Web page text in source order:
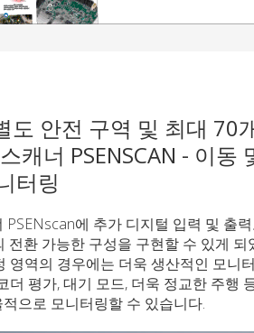
도 안전 구역 및 최대 70
캐너 PSENSCAN - 이
터링
PSENscan에 추가 디지털 입력 및 출
전환 가능한 구성을 구현할 수 있게
영역의 경우에는 더욱 생산적인 모니
더 평가, 대기 모드, 더욱 정교한 주행
으로 모니터링할 수 있습니다.